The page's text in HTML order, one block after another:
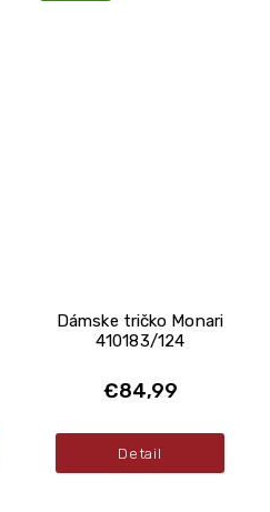
Dámske tričko Monari
410183/124
€84,99
Detail